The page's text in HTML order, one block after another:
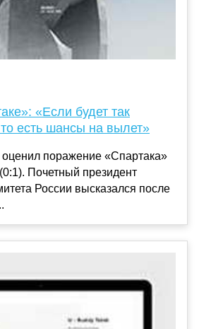
«Если будет так
есть шансы на вылет»
поражение «Спартака»
Почетный президент
России высказался после